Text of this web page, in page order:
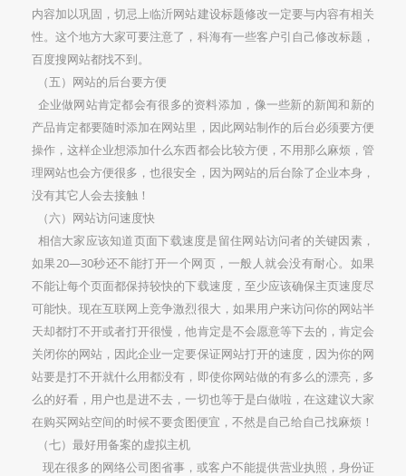
内容加以巩固，切忌上临沂网站建设标题修改一定要与内容有相关
性。这个地方大家可要注意了，科海有一些客户引自己修改标题，
百度搜网站都找不到。
（五）网站的后台要方便
企业做网站肯定都会有很多的资料添加，像一些新的新闻和新的
产品肯定都要随时添加在网站里，因此网站制作的后台必须要方便
操作，这样企业想添加什么东西都会比较方便，不用那么麻烦，管
理网站也会方便很多，也很安全，因为网站的后台除了企业本身，
没有其它人会去接触！
（六）网站访问速度快
相信大家应该知道页面下载速度是留住网站访问者的关键因素，
如果20—30秒还不能打开一个网页，一般人就会没有耐心。如果
不能让每个页面都保持较快的下载速度，至少应该确保主页速度尽
可能快。现在互联网上竞争激烈很大，如果用户来访问你的网站半
天却都打不开或者打开很慢，他肯定是不会愿意等下去的，肯定会
关闭你的网站，因此企业一定要保证网站打开的速度，因为你的网
站要是打不开就什么用都没有，即使你网站做的有多么的漂亮，多
么的好看，用户也是进不去，一切也等于是白做啦，在这建议大家
在购买网站空间的时候不要贪图便宜，不然是自己给自己找麻烦！
（七）最好用备案的虚拟主机
现在很多的网络公司图省事，或客户不能提供营业执照，身份证